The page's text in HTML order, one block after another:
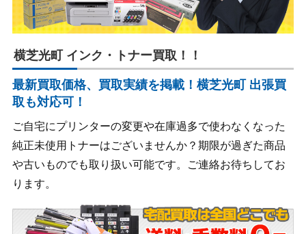
横芝光町 インク・トナー買取！！
最新買取価格、買取実績を掲載！横芝光町 出張買
取も対応可！
ご自宅にプリンターの変更や在庫過多で使わなくなった
純正未使用トナーはございませんか？期限が過ぎた商品
や古いものでも取り扱い可能です。ご連絡お待ちしてお
ります。